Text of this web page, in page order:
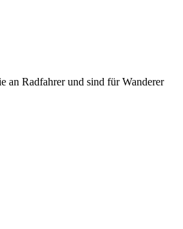
an Radfahrer und sind für Wanderer